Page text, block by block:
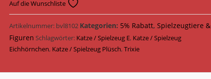
Eichhörnchen
Plüsch
9
cm
45768
Auf die Wunschliste
Artikelnummer: bvl8102 Kategorien: 5% Rabatt,Spielzeugtiere &
Figuren Schlagwörter: Katze / Spielzeug E, Katze / Spielzeug
Eichhörnchen, Katze / Spielzeug Plüsch,Trixie